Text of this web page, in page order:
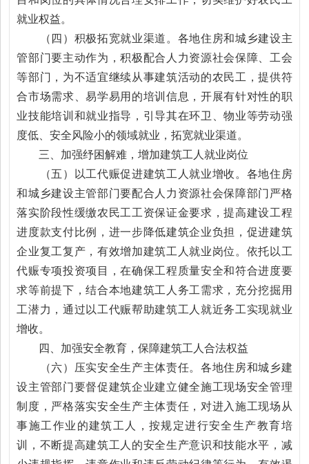
就业权益。
（四）积极拓宽就业渠道。各地住房和城乡建设主
管部门要主动作为，积极配合人力资源社会保障、工会
等部门，为不适宜继续从事建筑活动的农民工，提供符
合市场需求、易学易用的培训信息，开展有针对性的职
业技能培训和就业指导，引导其在环卫、物业等劳动强
度低、安全风险小的领域就业，拓宽就业渠道。
三、加强纾困解难，增加建筑工人就业岗位
（五）以工代赈促进建筑工人就业增收。各地住房
和城乡建设主管部门要配合人力资源社会保障部门严格
落实阶段性缓缴农民工工资保证金要求，提高建设工程
进度款支付比例，进一步降低建筑企业负担，促进建筑
企业复工复产，有效增加建筑工人就业岗位。依托以工
代赈专项投资项目，在确保工程质量安全和符合进度要
求等前提下，结合本地建筑工人务工需求，充分挖掘用
工潜力，通过以工代赈帮助建筑工人就近务工实现就业
增收。
四、加强安全教育，保障建筑工人合法权益
（六）压实安全生产主体责任。各地住房和城乡建
设主管部门要督促建筑企业建立健全施工现场安全管理
制度，严格落实安全生产主体责任，对进入施工现场从
事施工作业的建筑工人，按规定进行安全生产教育培
训，不断提高建筑工人的安全生产意识和技能水平，减